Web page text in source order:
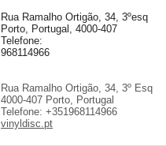
Rua Ramalho Ortigão, 34, 3ºesq
Porto, Portugal, 4000-407
Telefone:
968114966
Rua Ramalho Ortigão, 34, 3º Esq
4000-407 Porto, Portugal
Telefone: +351968114966
vinyldisc.pt